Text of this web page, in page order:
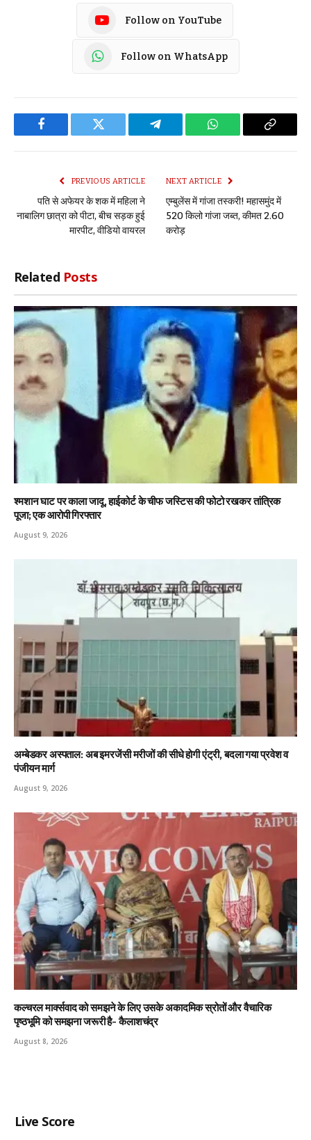
Follow on YouTube
Follow on WhatsApp
Facebook Twitter Telegram WhatsApp Copy
PREVIOUS ARTICLE
पति से अफेयर के शक में महिला ने
नाबालिग छात्रा को पीटा, बीच सड़क हुई
मारपीट, वीडियो वायरल
NEXT ARTICLE
एम्बुलेंस में गांजा तस्करी! महासमुंद में
520 किलो गांजा जब्त, कीमत 2.60
करोड़
Related Posts
श्मशान घाट पर काला जादू, हाईकोर्ट के चीफ जस्टिस की फोटो रखकर तांत्रिक
पूजा; एक आरोपी गिरफ्तार
August 9, 2026
अम्बेडकर अस्पताल: अब इमरजेंसी मरीजों की सीधे होगी एंट्री, बदला गया प्रवेश व
पंजीयन मार्ग
August 9, 2026
कल्चरल मार्क्सवाद को समझने के लिए उसके अकादमिक स्रोतों और वैचारिक
पृष्ठभूमि को समझना जरूरी है- कैलाशचंद्र
August 8, 2026
Live Score